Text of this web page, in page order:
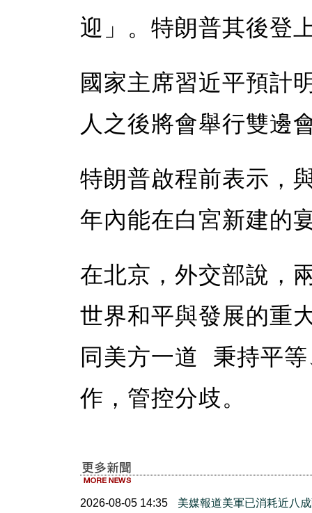
迎」。特朗普其後登
國家主席習近平預計
人之後將會舉行雙邊
特朗普啟程前表示，
年內能在白宮新建的
在北京，外交部說，
世界和平與發展的重
同美方一道 秉持平
作，管控分歧。
2026-08-05 14:35
美媒報道美軍已消耗近八